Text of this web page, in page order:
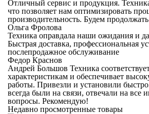
Отличный сервис и продукция. Техника
что позволяет нам оптимизировать
производительность. Будем
Ольга Фролова
Техника оправдала наши ожидания и
Быстрая доставка, профессиональная
послепродажное обслуживание
Федор Краснов
Андрей Большов Техника
характеристикам и обеспечивает
работы. Привезли и установили
всегда были на связи, отвечали на все
вопросы. Рекомендую!
Недавно просмотренные товары